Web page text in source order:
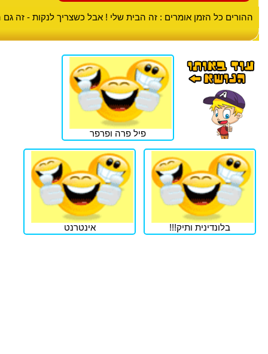
ההורים כל הזמן אומרים : זה הבית שלי ! אבל כשצריך לנקות - זה
פיל פרה ופרפר
בלונדינית ותיק!!! אינטרנט